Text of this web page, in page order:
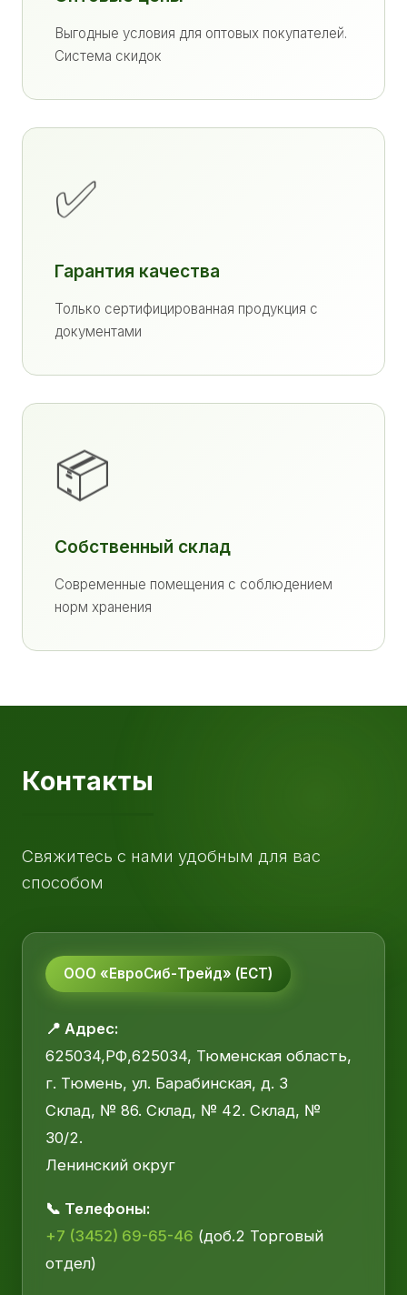
Выгодные условия для оптовых покупателей.
Система скидок
✅
Гарантия качества
Только сертифицированная продукция с
документами
📦
Собственный склад
Современные помещения с соблюдением
норм хранения
Контакты
Свяжитесь с нами удобным для вас
способом
ООО «ЕвроСиб-Трейд» (ЕСТ)
📍 Адрес:
625034,РФ,625034, Тюменская область,
г. Тюмень, ул. Барабинская, д. 3
Склад, № 86. Склад, № 42. Склад, №
30/2.
Ленинский округ
📞 Телефоны:
+7 (3452) 69-65-46 (доб.2 Торговый
отдел)